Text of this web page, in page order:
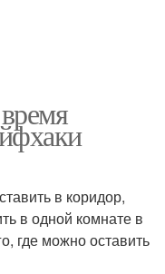
в коридор,
в одной комнате в
где можно оставить